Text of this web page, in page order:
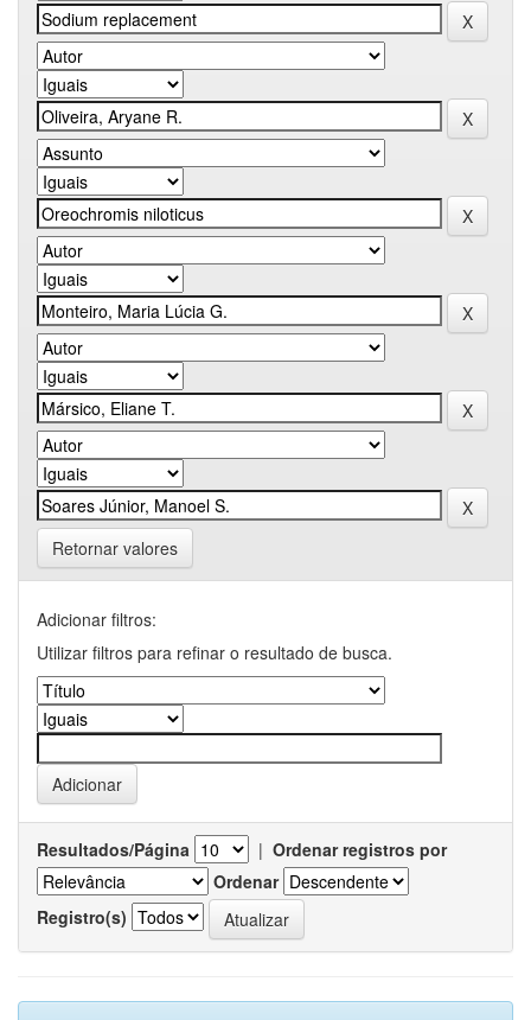
Retornar valores
Adicionar filtros:
Utilizar filtros para refinar o resultado de busca.
Resultados/Página | Ordenar registros por
Ordenar
Registro(s)